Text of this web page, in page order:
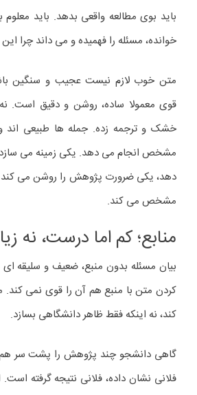
باید بوی مطالعه واقعی بدهد. باید معلوم
خوانده، مسئله را فهمیده و می داند چرا
متن خوب لازم نیست عجیب و سنگین
قوی معمولا ساده، روشن و دقیق است.
خشک و ترجمه زده. جمله ها طبیعی اند
مشخص انجام می دهد. یکی زمینه می
دهد، یکی ضرورت پژوهش را روشن می کند
مشخص می کند.
منابع؛ کم اما درست، نه
بیان مسئله بدون منبع، ضعیف و سلیقه
کردن متن با منبع هم آن را قوی نمی کند.
کند، نه اینکه فقط ظاهر دانشگاهی بسازد.
گاهی دانشجو چند پژوهش را پشت سر هم
فلانی نشان داده، فلانی نتیجه گرفته